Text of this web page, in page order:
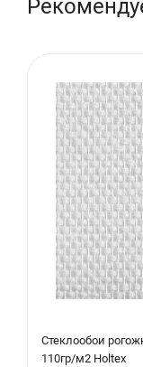
Стеклообои
110гр/м2 Holtex